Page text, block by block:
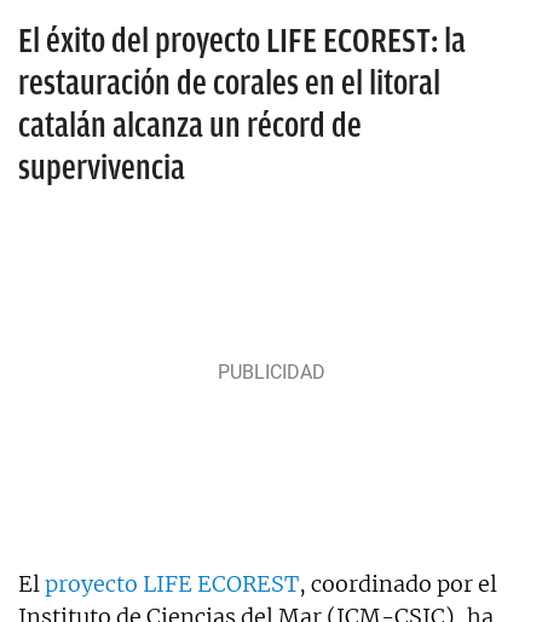
El éxito del proyecto LIFE ECOREST: la
restauración de corales en el litoral
catalán alcanza un récord de
supervivencia
Elproyecto LIFE ECOREST, coordinado por el